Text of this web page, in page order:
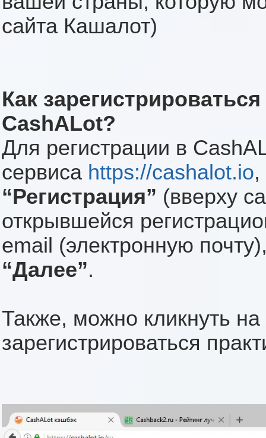
сайта Кашалот)
Как
CashALot?
Для регистрации в
сервиса https://cashalot.io,
“Регистрация” (вверху
открывшейся
email (электронную
“Далее”.
Также, можно кликнуть на
зарегистрироваться